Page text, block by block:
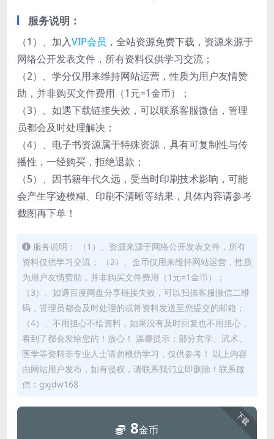
服务说明：
（1）、加入VIP会员 ，全站资源免费下载，资源来源于
网络公开发表文件，所有资料仅供学习交流；
（2）、学分仅用来维持网站运营，性质为用户友情赞
助，并非购买文件费用（1元=1金币）；
（3）、如遇下载链接失效，可以联系客服微信，管理
员都会及时处理解决；
（4）、电子书资源属于特殊资源，具有可复制性与传
播性，一经购买，拒绝退款；
（5）、因书籍年代久远，受当时印刷技术影响，可能
会产生字迹模糊、印刷不清晰等结果，具体内容请参考
截图再下单！
服务说明： （1）、资源来源于网络公开发表文件，所有
资料仅供学习交流； （2）、金币仅用来维持网站运营，性质
为用户友情赞助，并非购买文件费用（1元=1金币）；
（3）、如遇百度网盘分享链接失效，可以扫描客服微信二维
码，管理员都会及时处理的或将资料发送至您提交的邮箱；
（4）、不用担心不给资料，如果没有及时回复也不用担心，
看到了都会发给您的！放心！ 温馨提示：部分玄学、武术、
医学等资料非专业人士请勿模仿学习，仅供参考！ 以上内容
由网站用户发布，如有侵权，请联系我们立即删除！联系微
信：gxjdw168
下载
8金币